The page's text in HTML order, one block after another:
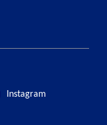
Instagram